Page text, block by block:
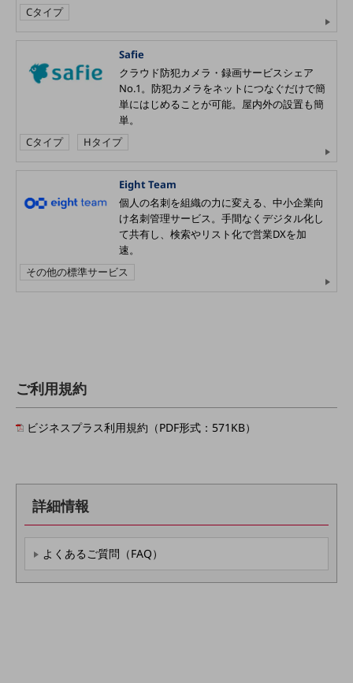
解決するヒントをお届けする記事サイト
新着記事
お役立ち資料ダウンロード
IT用語集
中堅中小企業向け
サービス・ソリューション
課題やニーズに合ったサービスをご紹介し、
中堅中小企業のビジネスをサポート！
お悩みから見つける
お悩みから見つけるTOP
ネットワーク
バックオフィス
リモート・ハイブリッドワーク
業界から見つけるTOP
製造業
小売・卸売業
地域産業
その他の業界はこちら
ゲーム感覚で見つける
ビジネスお悩み診断
Cタイプ
Safie
クラウド防犯カメラ・録画サービスシェア
No.1。防犯カメラをネットにつなぐだけで簡
単にはじめることが可能。屋内外の設置も簡
単。
Cタイプ
Hタイプ
Eight Team
個人の名刺を組織の力に変える、中小企業向
け名刺管理サービス。手間なくデジタル化し
て共有し、検索やリスト化で営業DXを加
速。
その他の標準サービス
ご利用規約
ビジネスプラス利用規約（PDF形式：571KB）
詳細情報
よくあるご質問（FAQ）